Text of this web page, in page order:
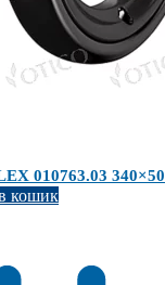
010763.03 340×50
кошик